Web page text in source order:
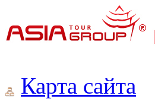
Карта сайта